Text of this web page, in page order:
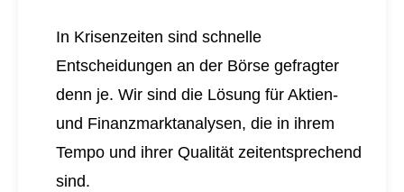
In Krisenzeiten sind schnelle
Entscheidungen an der Börse gefragter
denn je. Wir sind die Lösung für Aktien-
und Finanzmarktanalysen, die in ihrem
Tempo und ihrer Qualität zeitentsprechend
sind.